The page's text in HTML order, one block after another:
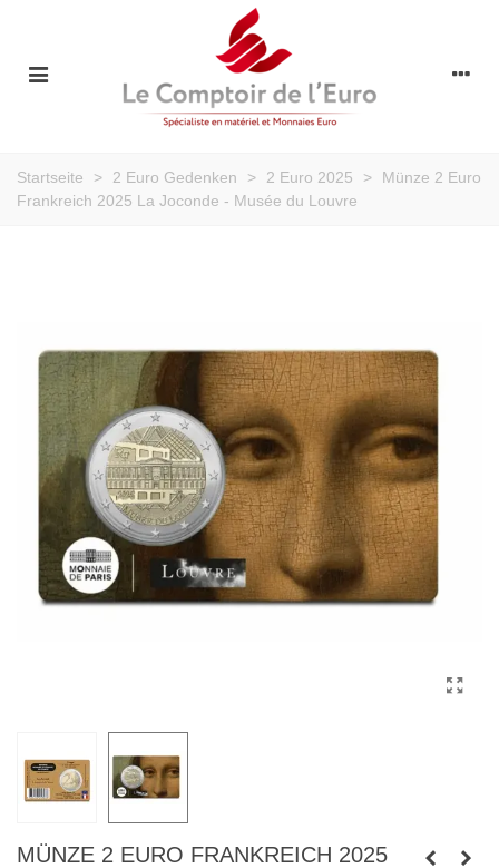
Startseite > 2 Euro Gedenken > 2 Euro 2025 >
Münze 2 Euro
Frankreich 2025 La Joconde - Musée du Louvre
MÜNZE 2 EURO FRANKREICH 2025